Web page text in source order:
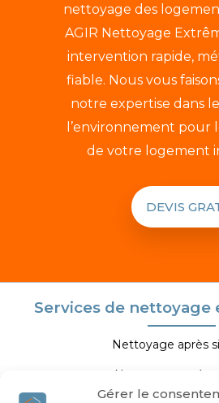
Gérer le
nettoyage des
AGIR Nettoyage
intervention rapide,
fiable. Nous vous
notre expertise dans
l’environnement pour
de votre logement
DEVIS
Services de nettoyage
Nettoyage après
Nettoyage après